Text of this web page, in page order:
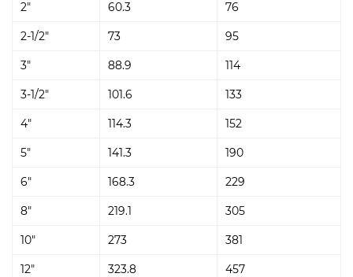
2" 60.3
76
2-1/2"
73
95
3"
88.9
114
3-1/2"
101.6
133
4"
114.3
152
5"
141.3
190
6"
168.3
229
8"
219.1
305
10"
273
381
12"
323.8
457